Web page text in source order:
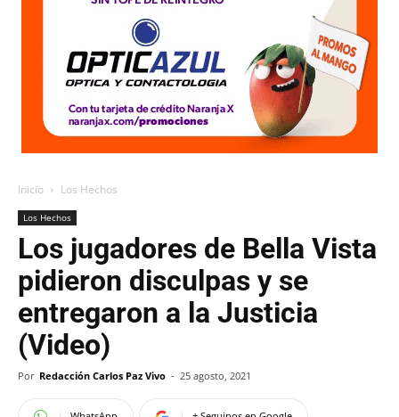
Inicio Los Hechos
Los Hechos
Los jugadores de Bella Vista
pidieron disculpas y se
entregaron a la Justicia
(Video)
Por Redacción Carlos Paz Vivo - 25 agosto, 2021